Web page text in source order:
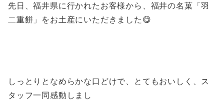
先日、福井県に行かれたお客様から、福井の名菓「羽
二重餅」をお土産にいただきました😋
しっとりとなめらかな口どけで、とてもおいしく、ス
タッフ一同感動しまし